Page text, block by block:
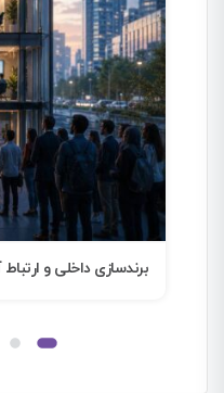
برندسازی؛ هنر خلق آینده